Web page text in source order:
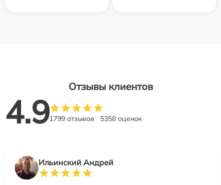
Отзывы клиентов
4.91799 отзывов 5358 оценок
Ильинский Андрей